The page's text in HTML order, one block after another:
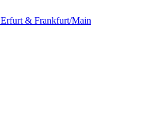
Erfurt & Frankfurt/Main